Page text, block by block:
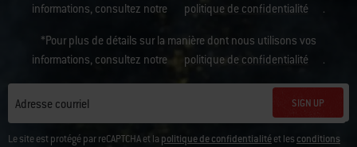
informations, consultez notre
politique de confidentialité .
*Pour plus de détails sur la manière dont nous utilisons vos
informations, consultez notre
politique de confidentialité .
Adresse courriel SIGN UP
Le site est protégé par reCAPTCHA et la politique de confidentialitéet les conditions